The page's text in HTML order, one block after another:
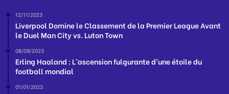
12/11/2023
Liverpool Domine le Classement de la Premier League Avant
le Duel Man City vs. Luton Town
06/09/2023
Erling Haaland : L’ascension fulgurante d’une étoile du
football mondial
01/01/2023